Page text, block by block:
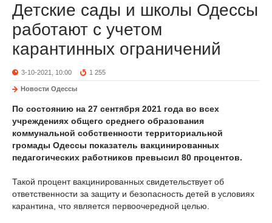
Детские сады и школы Одессы
работают с учетом
карантинных ограничений
3-10-2021, 10:00 1 255
Новости Одессы
По состоянию на 27 сентября 2021 года во всех
учреждениях общего среднего образования
коммунальной собственности территориальной
громады Одессы показатель вакцинированных
педагогических работников превысил 80 процентов.
Такой процент вакцинированных свидетельствует об
ответственности за защиту и безопасность детей в условиях
карантина, что является первоочередной целью.